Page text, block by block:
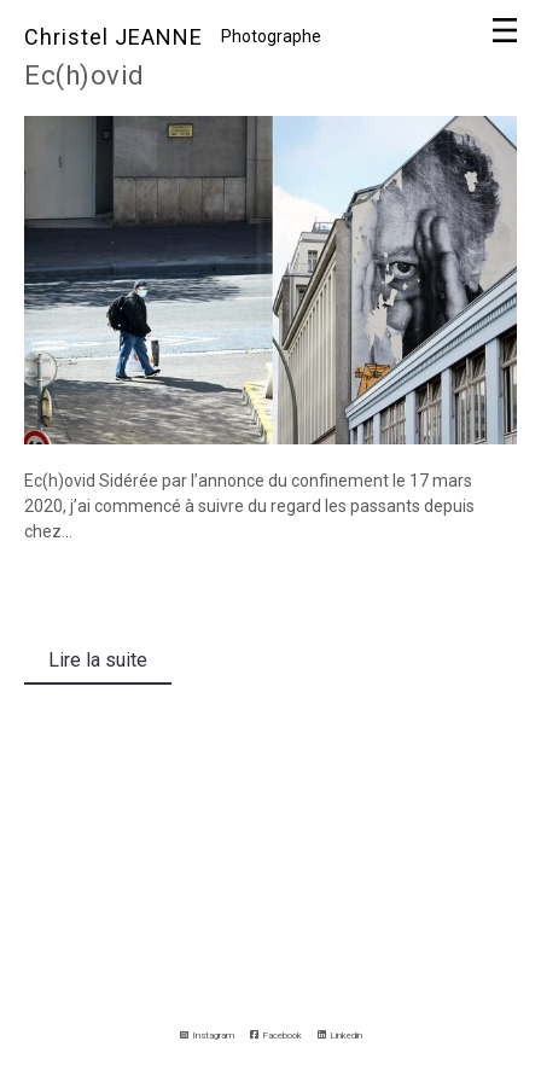
Christel JEANNE Photographe
Ec(h)ovid
Ec(h)ovid Sidérée par l’annonce du confinement le 17 mars
2020, j’ai commencé à suivre du regard les passants depuis
chez...
Lire la suite
Instagram Facebook Linkedin